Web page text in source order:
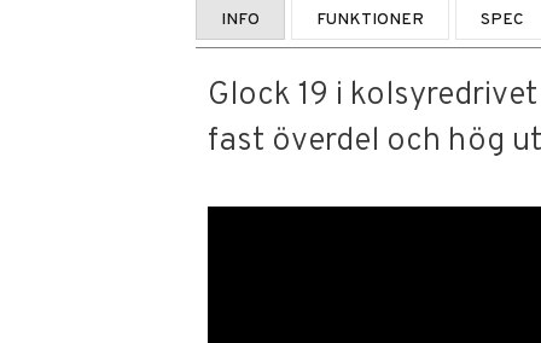
INFO FUNKTIONER SPEC
Glock 19 i
fast överdel och hög